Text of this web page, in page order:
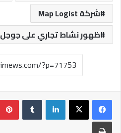
شركة Map Logist
ظهور نشاط تجاري على جوجل
لينكدإن
طباعة